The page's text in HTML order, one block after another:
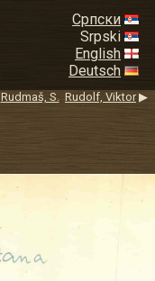
Српски
Srpski
English
Deutsch
Rudmaš, S. Rudolf, Viktor▶